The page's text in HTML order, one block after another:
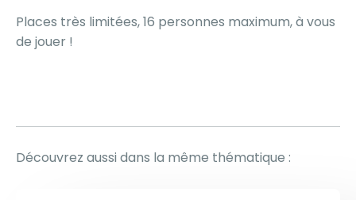
Places très limitées, 16 personnes maximum, à vous
de jouer !
Découvrez aussi dans la même thématique :